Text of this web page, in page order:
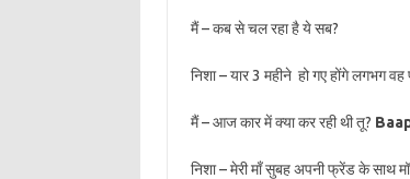
मैं – कब से चल रहा है ये सब?
निशा – यार 3 महीने हो गए होंगे लगभग वह
मैं – आज कार में क्या कर रही थी तू?
निशा – मेरी माँ सुबह अपनी फ्रेंड के साथ